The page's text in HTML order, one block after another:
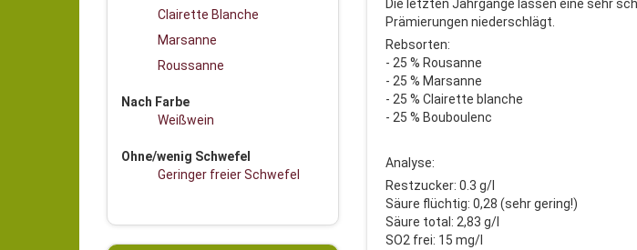
Clairette Blanche
Marsanne
Roussanne
Nach Farbe
Weißwein
Ohne/wenig Schwefel
Geringer freier Schwefel
Die letzten Jahrgänge lassen eine sehr
Prämierungen niederschlägt.
Rebsorten:
- 25 % Rousanne
- 25 % Marsanne
- 25 % Clairette blanche
- 25 % Bouboulenc
Analyse:
Restzucker: 0.3 g/l
Säure flüchtig: 0,28 (sehr gering!)
Säure total: 2,83 g/l
SO2 frei: 15 mg/l